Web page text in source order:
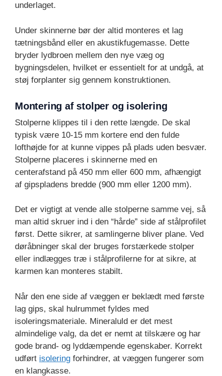
underlaget.
Under skinnerne bør der altid monteres et lag
tætningsbånd eller en akustikfugemasse. Dette
bryder lydbroen mellem den nye væg og
bygningsdelen, hvilket er essentielt for at undgå, at
støj forplanter sig gennem konstruktionen.
Montering af stolper og isolering
Stolperne klippes til i den rette længde. De skal
typisk være 10-15 mm kortere end den fulde
lofthøjde for at kunne vippes på plads uden besvær.
Stolperne placeres i skinnerne med en
centerafstand på 450 mm eller 600 mm, afhængigt
af gipspladens bredde (900 mm eller 1200 mm).
Det er vigtigt at vende alle stolperne samme vej, så
man altid skruer ind i den “hårde” side af stålprofilet
først. Dette sikrer, at samlingerne bliver plane. Ved
døråbninger skal der bruges forstærkede stolper
eller indlægges træ i stålprofilerne for at sikre, at
karmen kan monteres stabilt.
Når den ene side af væggen er beklædt med første
lag gips, skal hulrummet fyldes med
isoleringsmateriale. Mineraluld er det mest
almindelige valg, da det er nemt at tilskære og har
gode brand- og lyddæmpende egenskaber. Korrekt
udført isolering forhindrer, at væggen fungerer som
en klangkasse.